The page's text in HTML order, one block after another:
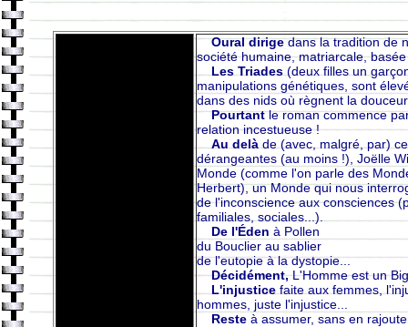
Oural dirigedans la tradition de
société humaine, matriarcale,
Les Triades(deux filles un
manipulations génétiques, sont
dans des nids où règnent la
Pourtantle roman commence
relation incestueuse !
Au delàde (avec, malgré, par)
dérangeantes (au moins !), Joëlle
Monde (comme l'on parle des
Herbert), un Monde qui nous
de l'inconscience aux consciences
familiales, sociales...).
De l'Éden à Pollen
du Bouclier au sablier
de l'eutopie à la dystopie...
Décidément,L'Homme est un
L'injusticefaite aux femmes,
hommes, juste l'injustice...
Resteà assumer, sans en